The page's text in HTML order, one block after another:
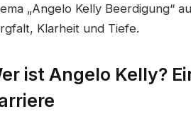
„Angelo Kelly Beerdigung“
Klarheit und Tiefe.
ist Angelo Kelly?